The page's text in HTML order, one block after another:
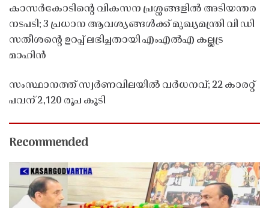
കാസർകോടിൻ്റെ വികസന പ്രശ്നങ്ങളിൽ അടിയന്തര
നടപടി; 3 പ്രധാന ആവശ്യങ്ങൾക്ക് മുഖ്യമന്ത്രി വി ഡി
സതീശൻ്റെ ഉറപ്പ് ലഭിച്ചതായി എംഎൽഎ കല്ലട്ര
മാഹിൻ
സംസ്ഥാനത്ത് സ്വർണവിലയിൽ വർധനവ്; 22 കാരറ്റ്
പവന് 2,120 രൂപ കൂടി
Recommended